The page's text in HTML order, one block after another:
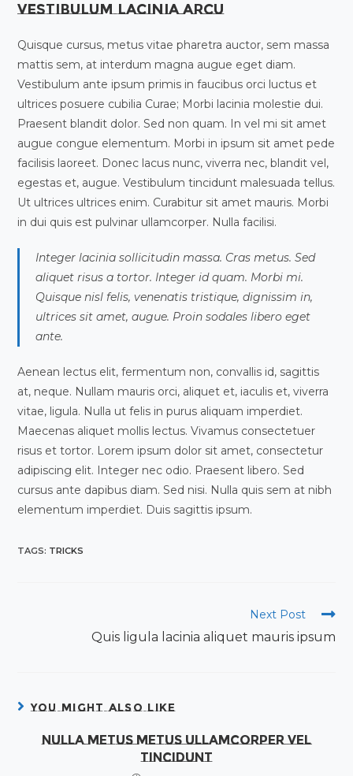
Vestibulum lacinia arcu
Quisque cursus, metus vitae pharetra auctor, sem massa
mattis sem, at interdum magna augue eget diam.
Vestibulum ante ipsum primis in faucibus orci luctus et
ultrices posuere cubilia Curae; Morbi lacinia molestie dui.
Praesent blandit dolor. Sed non quam. In vel mi sit amet
augue congue elementum. Morbi in ipsum sit amet pede
facilisis laoreet. Donec lacus nunc, viverra nec, blandit vel,
egestas et, augue. Vestibulum tincidunt malesuada tellus.
Ut ultrices ultrices enim. Curabitur sit amet mauris. Morbi
in dui quis est pulvinar ullamcorper. Nulla facilisi.
Integer lacinia sollicitudin massa. Cras metus. Sed
aliquet risus a tortor. Integer id quam. Morbi mi.
Quisque nisl felis, venenatis tristique, dignissim in,
ultrices sit amet, augue. Proin sodales libero eget
ante.
Aenean lectus elit, fermentum non, convallis id, sagittis
at, neque. Nullam mauris orci, aliquet et, iaculis et, viverra
vitae, ligula. Nulla ut felis in purus aliquam imperdiet.
Maecenas aliquet mollis lectus. Vivamus consectetuer
risus et tortor. Lorem ipsum dolor sit amet, consectetur
adipiscing elit. Integer nec odio. Praesent libero. Sed
cursus ante dapibus diam. Sed nisi. Nulla quis sem at nibh
elementum imperdiet. Duis sagittis ipsum.
TAGS: TRICKS
Next Post
Quis ligula lacinia aliquet mauris ipsum
YOU MIGHT ALSO LIKE
Nulla metus metus ullamcorper vel
tincidunt